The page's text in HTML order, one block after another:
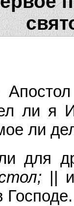
ли я
ли
для
||
Господе.